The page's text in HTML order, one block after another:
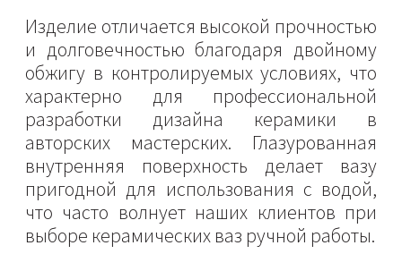
Изделие отличается высокой прочностью
и долговечностью благодаря двойному
обжигу в контролируемых условиях, что
характерно для профессиональной
разработки дизайна керамики в
авторских мастерских. Глазурованная
внутренняя поверхность делает вазу
пригодной для использования с водой,
что часто волнует наших клиентов при
выборе керамических ваз ручной работы.